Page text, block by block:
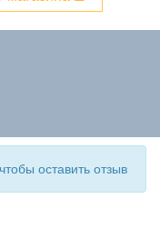
, чтобы оставить отзыв